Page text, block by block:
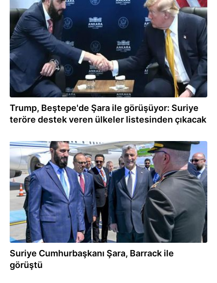
08.07.2026
Trump, Beştepe'de Şara ile görüşüyor: Suriye
teröre destek veren ülkeler listesinden çıkacak
08.07.2026
Suriye Cumhurbaşkanı Şara, Barrack ile
görüştü